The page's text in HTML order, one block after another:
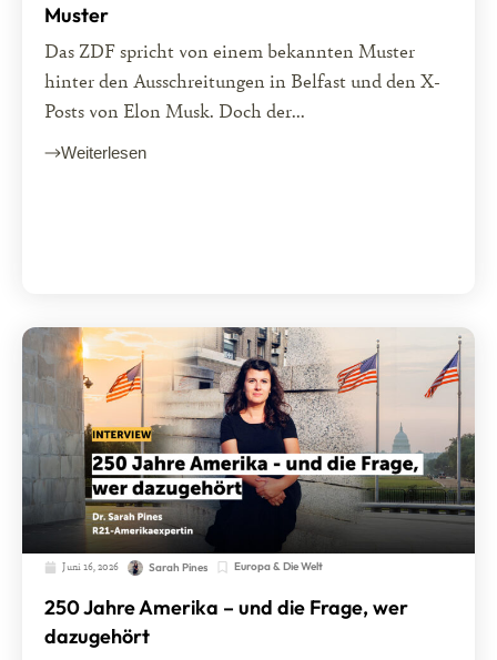
Muster
Das ZDF spricht von einem bekannten Muster
hinter den Ausschreitungen in Belfast und den X-
Posts von Elon Musk. Doch der...
Weiterlesen
Juni 16, 2026 Sarah Pines Europa & Die Welt
250 Jahre Amerika – und die Frage, wer
dazugehört